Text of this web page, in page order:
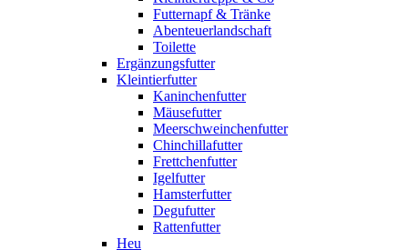
Futternapf & Tränke
Abenteuerlandschaft
Toilette
Ergänzungsfutter
Kleintierfutter
Kaninchenfutter
Mäusefutter
Meerschweinchenfutter
Chinchillafutter
Frettchenfutter
Igelfutter
Hamsterfutter
Degufutter
Rattenfutter
Heu